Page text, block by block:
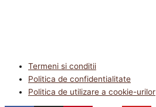
Termeni si conditii
Politica de confidentialitate
Politica de utilizare a cookie-urilor